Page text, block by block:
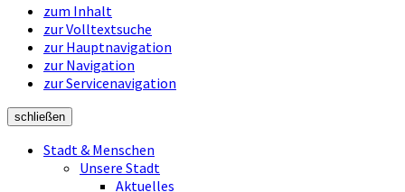
zum Inhalt
zur Volltextsuche
zur Hauptnavigation
zur Navigation
zur Servicenavigation
schließen
Stadt & Menschen
Unsere Stadt
Aktuelles